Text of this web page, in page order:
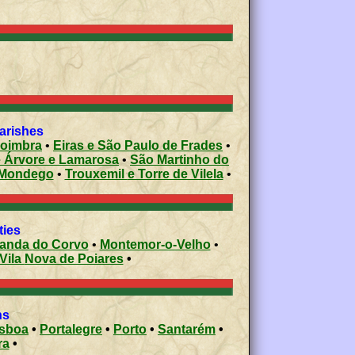
• Eiras e São Paulo de Frades •
Árvore e Lamarosa•São Martinho do
do Mondego• Trouxemil e Torre de Vilela•
Miranda do Corvo•Montemor-o-Velho•
Vila Nova de Poiares•
• Portalegre • Porto • Santarém •
•